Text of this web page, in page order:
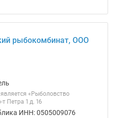
рыбокомбинат, ООО
«Рыболовство
Петра 1 д. 16
ИНН: 0505009076